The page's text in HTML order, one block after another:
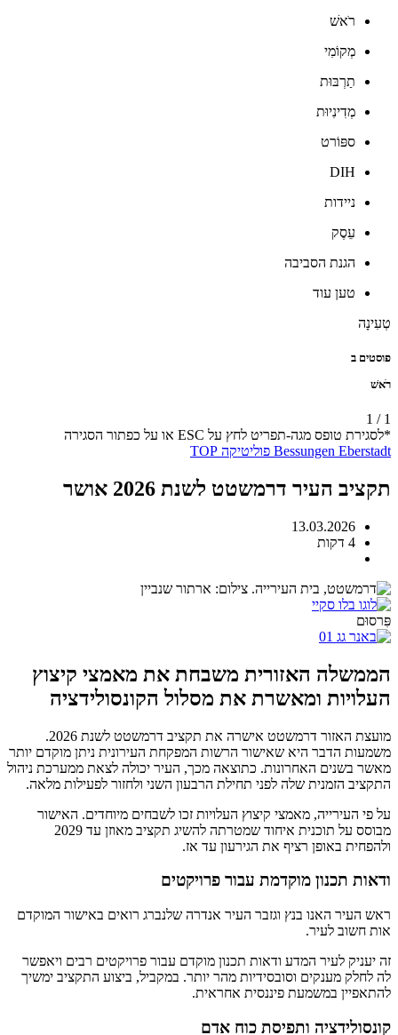
רֹאשׁ
מְקוֹמִי
תַרְבּוּת
מְדִינִיוּת
ספּוֹרט
DIH
ניידות
עֵסֶק
הגנת הסביבה
טען עוד
טְעִינָה
פוסטים ב
רֹאשׁ
1
/
1
*לסגירת טופס מגה-תפריט לחץ על ESC או על כפתור הסגירה
Bessungen Eberstadt פוליטיקה TOP
תקציב העיר דרמשטט לשנת 2026 אושר
13.03.2026
4 דקות
פִּרסוּם
הממשלה האזורית משבחת את מאמצי קיצוץ
העלויות ומאשרת את מסלול הקונסולידציה
מועצת האזור דרמשטט אישרה את תקציב דרמשטט לשנת 2026.
משמעות הדבר היא שאישור הרשות המפקחת העירונית ניתן מוקדם יותר
מאשר בשנים האחרונות. כתוצאה מכך, העיר יכולה לצאת ממערכת ניהול
התקציב הזמנית שלה לפני תחילת הרבעון השני ולחזור לפעילות מלאה.
על פי העירייה, מאמצי קיצוץ העלויות זכו לשבחים מיוחדים. האישור
מבוסס על תוכנית איחוד שמטרתה להשיג תקציב מאוזן עד 2029
ולהפחית באופן רציף את הגירעון עד אז.
ודאות תכנון מוקדמת עבור פרויקטים
ראש העיר האנו בנץ וגזבר העיר אנדרה שלנברג רואים באישור המוקדם
אות חשוב לעיר.
זה יעניק לעיר המדע ודאות תכנון מוקדם עבור פרויקטים רבים ויאפשר
לה לחלק מענקים וסובסידיות מהר יותר. במקביל, ביצוע התקציב ימשיך
להתאפיין במשמעת פיננסית אחראית.
קונסולידציה ותפיסת כוח אדם